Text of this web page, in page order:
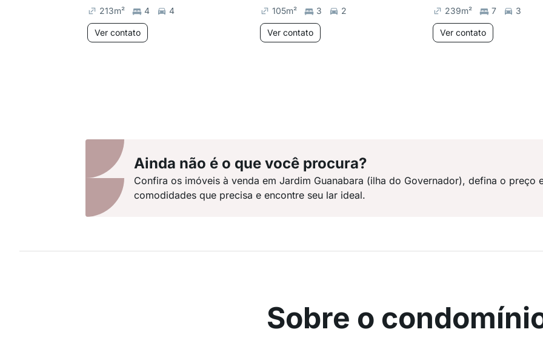
213m² 4 4
Ver contato
105m² 3 2
Ver contato
239m² 7 3
Ver contato
Ainda não é o que você procura?
Confira os imóveis à venda em Jardim Guanabara (ilha do Governador), defina o preço
comodidades que precisa e encontre seu lar ideal.
Sobre o